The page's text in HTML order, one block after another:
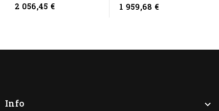
гранитная...
2 056,45 €
(черный)
1 959,68 €
Info
